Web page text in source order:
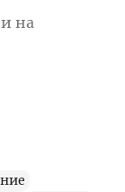
на